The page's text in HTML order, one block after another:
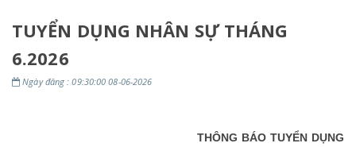
TUYỂN DỤNG NHÂN SỰ THÁNG
6.2026
Ngày đăng : 09:30:00 08-06-2026
THÔNG BÁO TUYỂN DỤNG